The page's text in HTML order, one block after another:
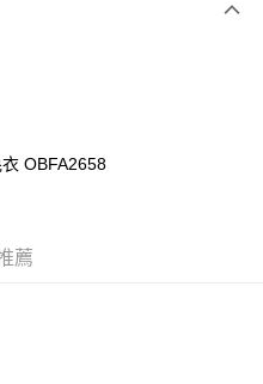
OBFA2658
薦